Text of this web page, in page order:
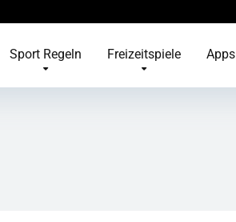
Sport Regeln Freizeitspiele Apps